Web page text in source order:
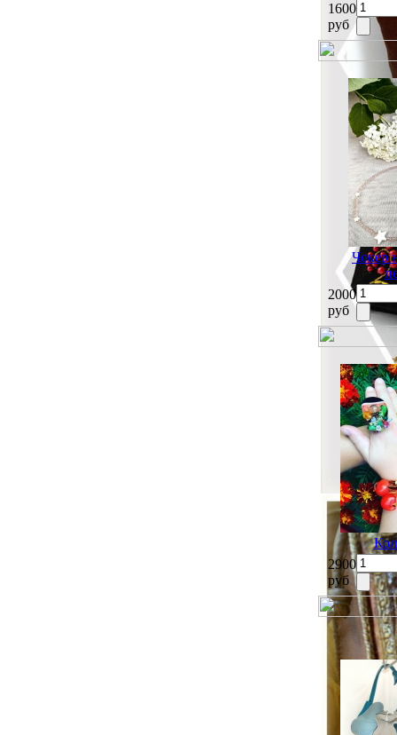
1600
руб
Чокер
2000
руб
2900
руб